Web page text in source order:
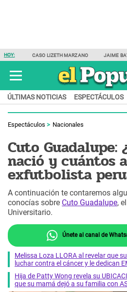
HOY: CASO LIZETH MARZANO JAIME
ÚLTIMAS NOTICIAS ESPECTÁCULOS
Espectáculos Nacionales
Cuto Guadalupe:
nació y cuántos
exfutbolista
A continuación te contaremos
conocías sobre Cuto Guadalupe,
Universitario.
Únete al canal de
Melissa Loza LLORA al revelar que
luchar contra el cáncer y le dedican
Hija de Patty Wong revela su
que su mamá dejó a su familia con